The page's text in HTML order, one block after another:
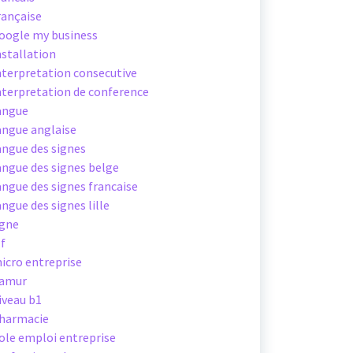
my business
consecutive
de conference
anglaise
des signes
des signes belge
des signes francaise
des signes lille
entreprise
b1
emploi entreprise